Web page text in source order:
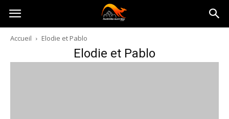
Australia-
australie.com
Accueil Elodie et Pablo
Elodie et Pablo